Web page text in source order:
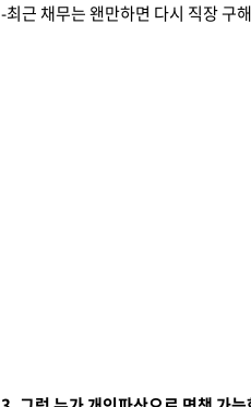
-최근 채무는 왠만하면 다시 직장 구